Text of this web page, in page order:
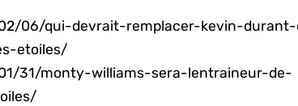
06/qui-devrait-remplacer-kevin-
etoiles/
31/monty-williams-sera-lentraineur-de-